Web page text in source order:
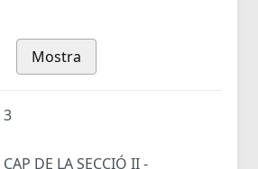
Mostra
3
CAP DE LA SECCIÓ II -